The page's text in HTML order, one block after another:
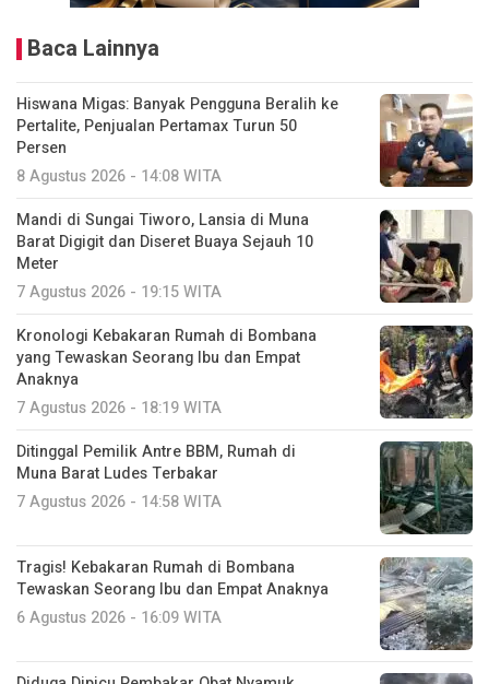
Baca Lainnya
Hiswana Migas: Banyak Pengguna Beralih ke
Pertalite, Penjualan Pertamax Turun 50
Persen
8 Agustus 2026 - 14:08 WITA
Mandi di Sungai Tiworo, Lansia di Muna
Barat Digigit dan Diseret Buaya Sejauh 10
Meter
7 Agustus 2026 - 19:15 WITA
Kronologi Kebakaran Rumah di Bombana
yang Tewaskan Seorang Ibu dan Empat
Anaknya
7 Agustus 2026 - 18:19 WITA
Ditinggal Pemilik Antre BBM, Rumah di
Muna Barat Ludes Terbakar
7 Agustus 2026 - 14:58 WITA
Tragis! Kebakaran Rumah di Bombana
Tewaskan Seorang Ibu dan Empat Anaknya
6 Agustus 2026 - 16:09 WITA